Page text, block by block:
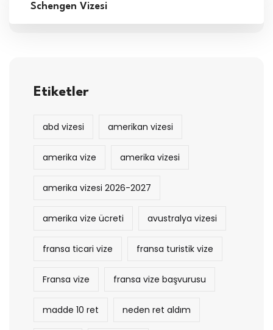
Schengen Vizesi
Etiketler
abd vizesi amerikan vizesi
amerika vize amerika vizesi
amerika vizesi 2026-2027
amerika vize ücreti avustralya vizesi
fransa ticari vize fransa turistik vize
Fransa vize fransa vize başvurusu
madde 10 ret neden ret aldım